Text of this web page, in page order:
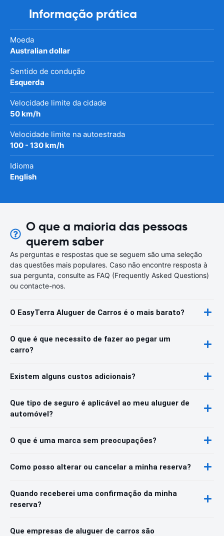
Informação prática
Moeda
Australian dollar
Sentido de condução
Esquerda
Velocidade limite da cidade
50 km/h
Velocidade limite na autoestrada
100 - 130 km/h
Idioma
English
O que a maioria das pessoas
querem saber
As perguntas e respostas que se seguem são uma seleção
das questões mais populares. Caso não encontre resposta à
sua pergunta, consulte as FAQ (Frequently Asked Questions)
ou contacte-nos.
O EasyTerra Aluguer de Carros é o mais barato?
O que é que necessito de fazer ao pegar um
carro?
Existem alguns custos adicionais?
Que tipo de seguro é aplicável ao meu aluguer de
automóvel?
O que é uma marca sem preocupações?
Como posso alterar ou cancelar a minha reserva?
Quando receberei uma confirmação da minha
reserva?
Que empresas de aluguer de carros são